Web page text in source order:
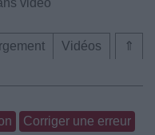
⇑
Vidéos
Corriger une erreur